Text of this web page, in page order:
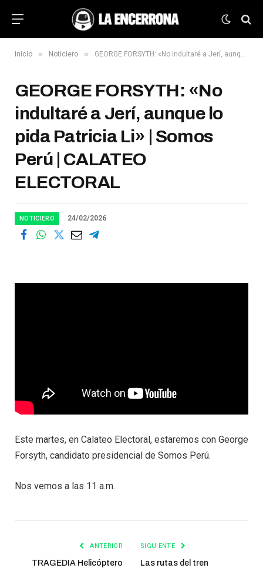
Inicio » Noticiero » GEORGE FORSYTH: «No indultaré a Jerí, aunque lo pida Patricia Li» | Somos Perú | CALATEO ELECTORAL
GEORGE FORSYTH: «No
indultaré a Jerí, aunque lo
pida Patricia Li» | Somos
Perú | CALATEO
ELECTORAL
NOTICIERO 24/02/2026
Este martes, en Calateo Electoral, estaremos con George
Forsyth, candidato presidencial de Somos Perú.
Nos vemos a las 11 a.m.
ANTERIOR
TRAGEDIA Helicóptero
SIGUIENTE
Las rutas del tren